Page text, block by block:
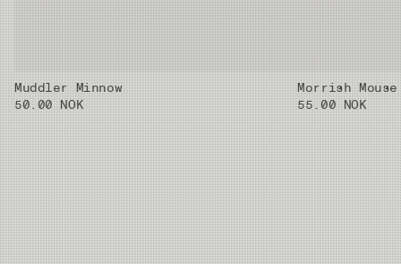
Muddler Minnow
50.00 NOK
Morrish
55.00 NOK